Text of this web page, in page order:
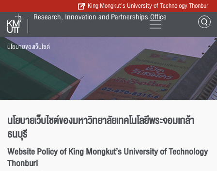
King Mongkut’s University of Technology Thonburi
Research, Innovation and Partnerships Office
นโยบายของเว็บไซต์
นโยบายเว็บไซต์ของมหาวิทยาลัยเทคโนโลยีพระจอมเกล้า
ธนบุรี
Website Policy of King Mongkut’s University of Technology
Thonburi